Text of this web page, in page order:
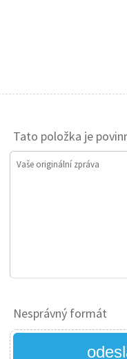
Tato položka je
Vaše originální zpráva
Nesprávný formát